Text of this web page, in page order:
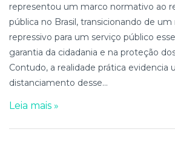
representou um marco normativo ao
pública no Brasil, transicionando de
repressivo para um serviço público
garantia da cidadania e na proteção
Contudo, a realidade prática evidencia
distanciamento desse...
Leia mais »